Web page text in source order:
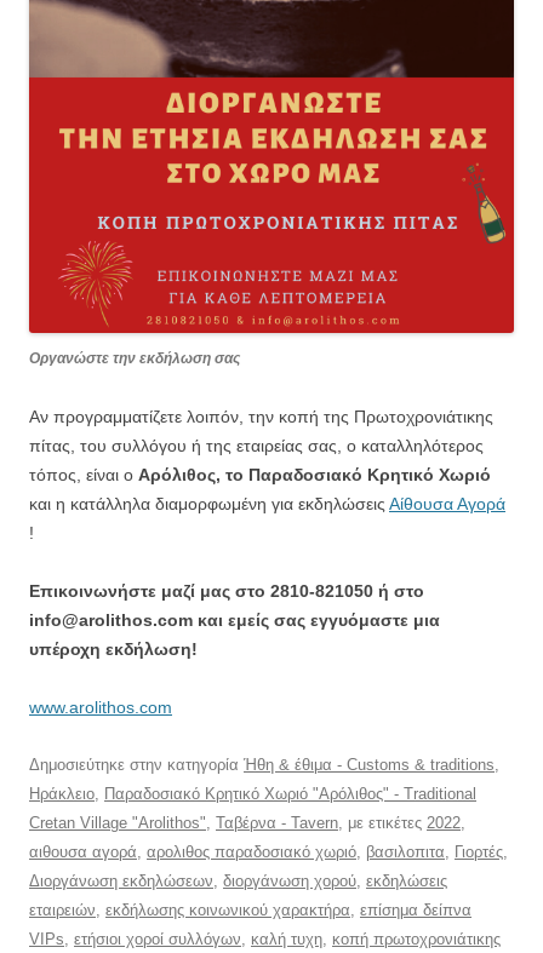
Οργανώστε την εκδήλωση σας
Αν προγραμματίζετε λοιπόν, την κοπή της Πρωτοχρονιάτικης
πίτας, του συλλόγου ή της εταιρείας σας, ο καταλληλότερος
τόπος, είναι ο Αρόλιθος, το Παραδοσιακό Κρητικό Χωριό
και η κατάλληλα διαμορφωμένη για εκδηλώσεις Αίθουσα Αγορά
!
Επικοινωνήστε μαζί μας στο 2810-821050 ή στο
info@arolithos.com και εμείς σας εγγυόμαστε μια
υπέροχη εκδήλωση!
www.arolithos.com
Δημοσιεύτηκε στην κατηγορία Ήθη & έθιμα - Customs & traditions
Ηράκλειο
Παραδοσιακό Κρητικό Χωριό "Αρόλιθος" - Traditional
Cretan Village "Arolithos" Ταβέρνα - Tavern , με ετικέτες 2022
αιθουσα αγορά αρολιθος παραδοσιακό χωριό βασιλοπιτα Γιορτές
Διοργάνωση εκδηλώσεων διοργάνωση χορού εκδηλώσεις
εταιρειών εκδήλωσης κοινωνικού χαρακτήρα επίσημα δείπνα
VIPs ετήσιοι χοροί συλλόγων καλή τυχη κοπή πρωτοχρονιάτικης